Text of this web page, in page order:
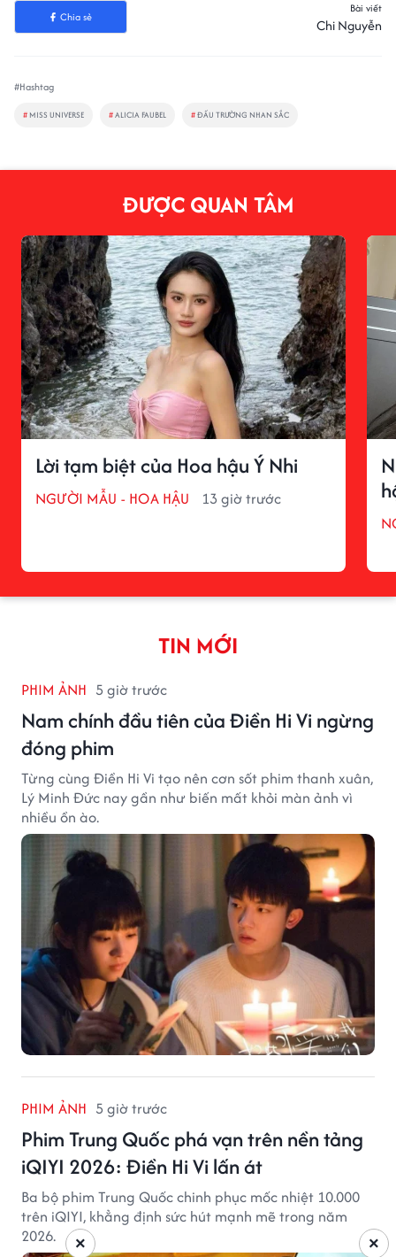
Chia sẻ
Bài viết
Chi Nguyễn
#Hashtag
# MISS UNIVERSE #ALICIA FAUBEL #ĐẤU TRƯỜNG NHAN SẮC
ĐƯỢC QUAN TÂM
Lời tạm biệt của Hoa hậu Ý Nhi
NGƯỜI MẪU - HOA HẬU 13 giờ trước
TIN MỚI
PHIM ẢNH 5 giờ trước
Nam chính đầu tiên của Điền Hi Vi ngừng
đóng phim
Từng cùng Điền Hi Vi tạo nên cơn sốt phim thanh xuân,
Lý Minh Đức nay gần như biến mất khỏi màn ảnh vì
nhiều ồn ào.
PHIM ẢNH 5 giờ trước
Phim Trung Quốc phá vạn trên nền tảng
iQIYI 2026: Điền Hi Vi lấn át
Ba bộ phim Trung Quốc chinh phục mốc nhiệt 10.000
trên iQIYI, khẳng định sức hút mạnh mẽ trong năm
2026.
×
×